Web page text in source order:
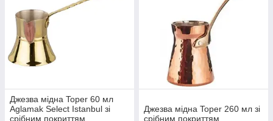
Джезва мідна Toper 60 мл
Aglamak Select Istanbul зі
срібним покриттям
Джезва мідна Toper 260 мл зі
срібним покриттям